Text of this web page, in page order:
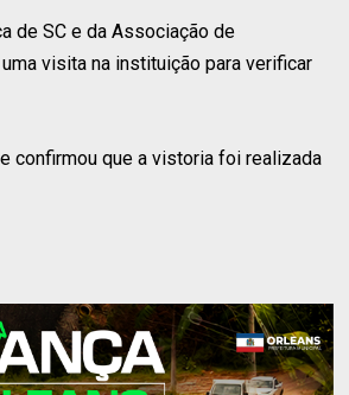
de SC e da Associação de
visita na instituição para verificar
confirmou que a vistoria foi realizada